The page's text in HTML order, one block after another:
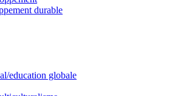
durable
education globale